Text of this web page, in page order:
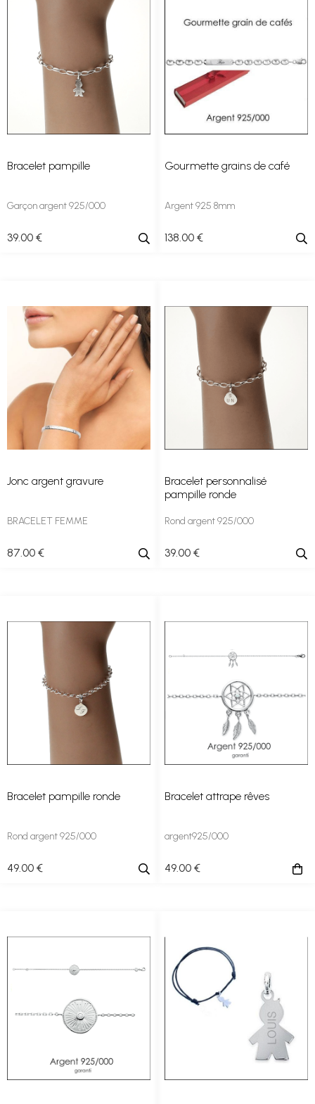
Bracelet pampille
Garçon argent 925/000
39.00 €
Gourmette grains de café
Argent 925 8mm
138.00 €
Jonc argent gravure
BRACELET FEMME
87.00 €
Bracelet personnalisé
pampille ronde
Rond argent 925/000
39.00 €
Bracelet pampille ronde
Rond argent 925/000
49.00 €
Bracelet attrape rêves
argent925/000
49.00 €